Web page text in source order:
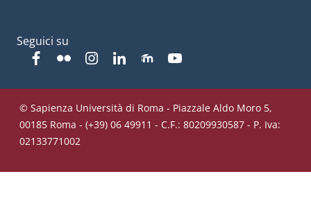
Seguici su
Facebook
Flickr InstagramLinkedinMoodle
© Sapienza Università di Roma - Piazzale Aldo Moro 5,
00185 Roma - (+39) 06 49911 - C.F.: 80209930587 - P. Iva:
02133771002